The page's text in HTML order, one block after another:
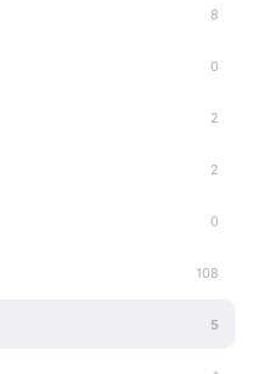
8
0
2
2
0
108
5